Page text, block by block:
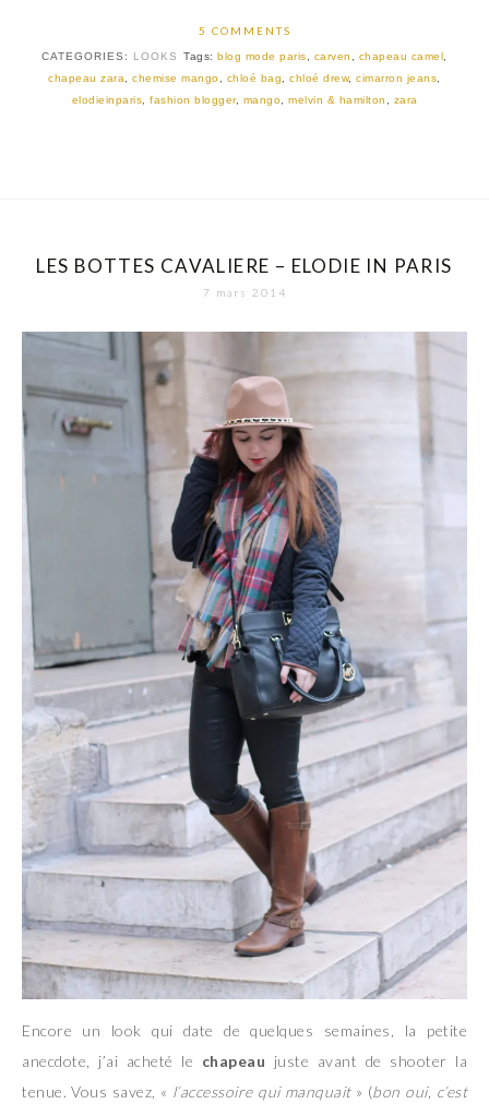
5 COMMENTS
CATEGORIES: LOOKS Tags:blog mode paris carven chapeau camel
chapeau zara
,chemise mango chloé bag ,chloé drew,cimarron jeans
elodieinparis
fashion blogger, mango melvin & hamilton zara
LES BOTTES CAVALIERE – ELODIE IN PARIS
7 mars 2014
Encore un look qui date de quelques semaines, la petite
anecdote, j’ai acheté le chapeau juste avant de shooter la
tenue. Vous savez, « l’accessoire qui manquait» (bon oui, c’est